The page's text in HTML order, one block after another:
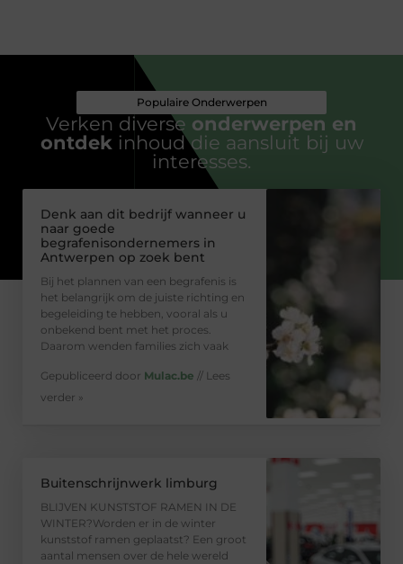
Populaire Onderwerpen
Verken diverse onderwerpen en
ontdek inhoud die aansluit bij uw
interesses.
Denk aan dit bedrijf wanneer u
naar goede
begrafenisondernemers in
Antwerpen op zoek bent
Bij het plannen van een begrafenis is
het belangrijk om de juiste richting en
begeleiding te hebben, vooral als u
onbekend bent met het proces.
Daarom wenden families zich vaak
Gepubliceerd door Mulac.be // Lees
verder »
Buitenschrijnwerk limburg
BLIJVEN KUNSTSTOF RAMEN IN DE
WINTER?Worden er in de winter
kunststof ramen geplaatst? Een groot
aantal mensen over de hele wereld